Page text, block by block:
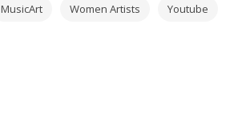
MusicArt Women Artists Youtube